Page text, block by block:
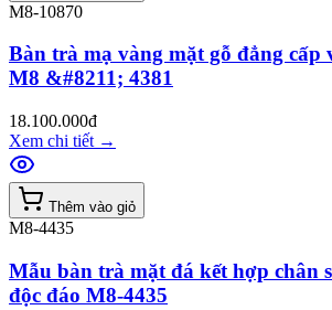
M8-10870
Bàn trà mạ vàng mặt gỗ đẳng cấp
M8 &#8211; 4381
18.100.000đ
Xem chi tiết →
Thêm vào giỏ
M8-4435
Mẫu bàn trà mặt đá kết hợp chân
độc đáo M8-4435